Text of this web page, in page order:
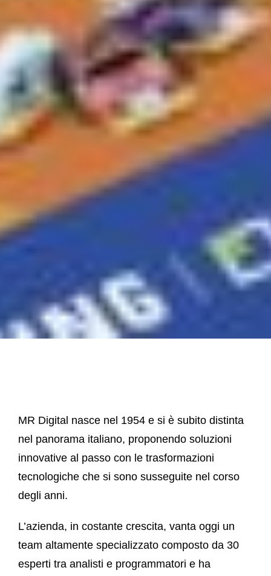
MR Digital nasce nel 1954 e si è subito distinta
nel panorama italiano, proponendo soluzioni
innovative al passo con le trasformazioni
tecnologiche che si sono susseguite nel corso
degli anni.
L’azienda, in costante crescita, vanta oggi un
team altamente specializzato composto da 30
esperti tra analisti e programmatori e ha